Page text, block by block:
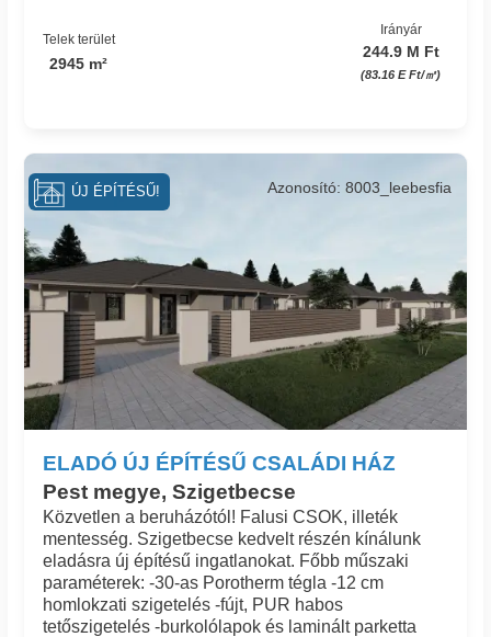
Telek terület
2945 m²
Irányár
244.9 M Ft
(83.16 E Ft/㎡)
ELADÓ ÚJ ÉPÍTÉSŰ CSALÁDI HÁZ
Pest megye, Szigetbecse
Azonosító: 8003_leebesfia
Közvetlen a beruházótól! Falusi CSOK, illeték
mentesség. Szigetbecse kedvelt részén kínálunk
eladásra új építésű ingatlanokat. Főbb műszaki
paraméterek: -30-as Porotherm tégla -12 cm
homlokzati szigetelés -fújt, PUR habos
tetőszigetelés -burkolólapok és laminált parketta
ÚJ ÉPÍTÉSŰ!